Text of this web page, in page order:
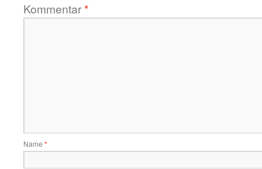
Kommentar*
Name *